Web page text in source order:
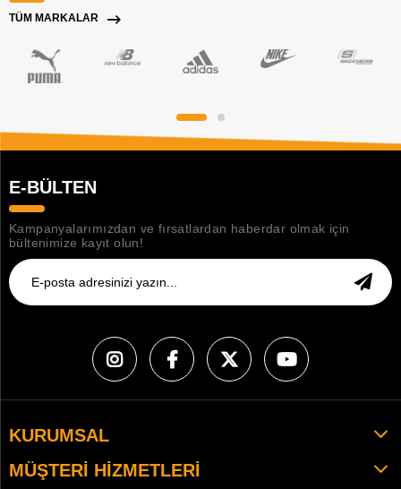
TÜM MARKALAR
E-BÜLTEN
Kampanyalarımızdan ve fırsatlardan haberdar olmak için
bültenimize kayıt olun!
KURUMSAL
MÜŞTERI HIZMETLERI